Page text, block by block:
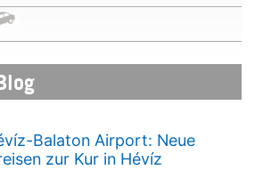
Balaton Airport: Neue
zur Kur in Hévíz